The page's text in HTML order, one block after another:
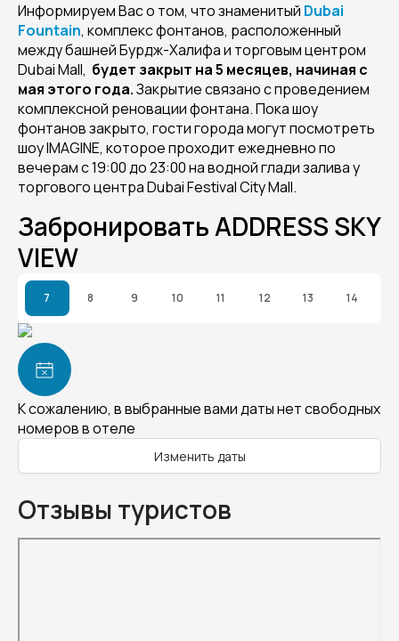
Информируем Вас о том, что знаменитый Dubai
Fountain, комплекс фонтанов, расположенный
между башней Бурдж-Халифа и торговым центром
Dubai Mall, будет закрыт на 5 месяцев, начиная с
мая этого года.Закрытие связано с проведением
комплексной реновации фонтана. Пока шоу
фонтанов закрыто, гости города могут посмотреть
шоу IMAGINE, которое проходит ежедневно по
вечерам c 19:00 до 23:00 на водной глади залива у
торгового центра Dubai Festival City Mall.
Забронировать ADDRESS SKY
VIEW
7 8 9 10 11 12 13 14
К сожалению, в выбранные вами даты нет свободных
номеров в отеле
Изменить даты
Отзывы туристов